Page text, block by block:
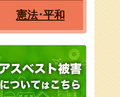
憲法･平和